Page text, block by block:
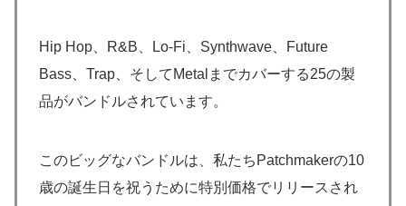
Hip Hop、R&B、Lo-Fi、Synthwave、Future
Bass、Trap、そしてMetalまでカバーする25の製
品がバンドルされています。
このビッグなバンドルは、私たちPatchmakerの10
歳の誕生日を祝うために特別価格でリリースされ